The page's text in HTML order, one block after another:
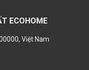
ECOHOME
Việt Nam